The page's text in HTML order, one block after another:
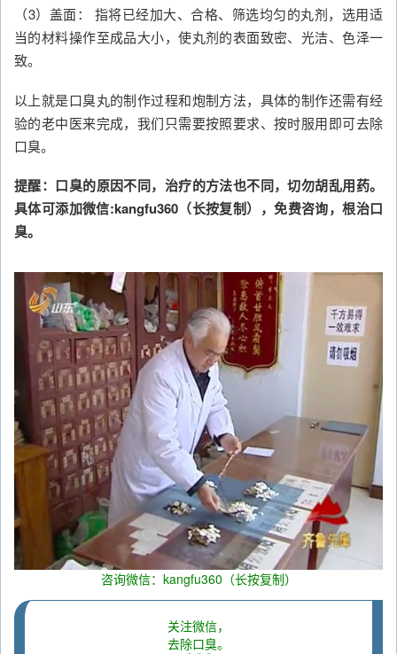
（3）盖面： 指将已经加大、合格、筛选均匀的丸剂，选用适
当的材料操作至成品大小，使丸剂的表面致密、光洁、色泽一
致。
以上就是口臭丸的制作过程和炮制方法，具体的制作还需有经
验的老中医来完成，我们只需要按照要求、按时服用即可去除
口臭。
提醒：口臭的原因不同，治疗的方法也不同，切勿胡乱用药。
具体可添加微信:kangfu360（长按复制），免费咨询，根治口
臭。
咨询微信：kangfu360（长按复制）
关注微信，
去除口臭。